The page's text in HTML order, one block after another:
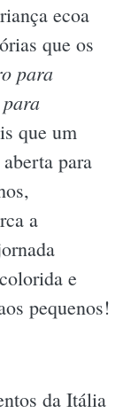
ecoa
que os
para
que um
para
a
e
pequenos!
da Itália